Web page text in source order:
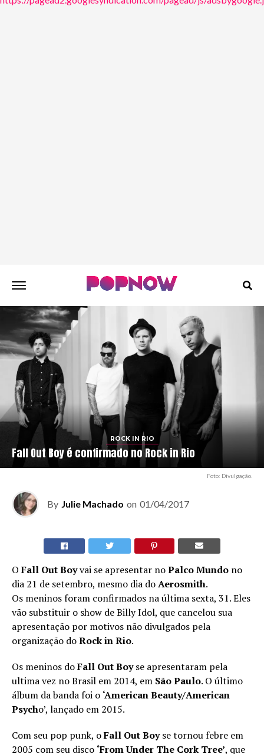
ROCK IN RIO
Fall Out Boy é confirmado no Rock in Rio
Foto: Divulgação.
By Julie Machado on 01/04/2017
OFall Out Boyvai se apresentar noPalco Mundo no
dia 21 de setembro, mesmo dia doAerosmith.
Os meninos foram confirmados na última sexta, 31. Eles
vão substituir o show de Billy Idol, que cancelou sua
apresentação por motivos não divulgados pela
organização doRock in Rio.
Os meninos doFall Out Boyse apresentaram pela
ultima vez no Brasil em 2014, em São Paulo. O último
álbum da banda foi o ‘American Beauty/American
Psycho’, lançado em 2015.
Com seu pop punk, oFall Out Boyse tornou febre em
2005 com seu disco ‘From Under The Cork Tree’, que